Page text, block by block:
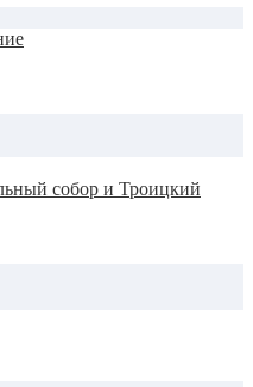
собор и Троицкий